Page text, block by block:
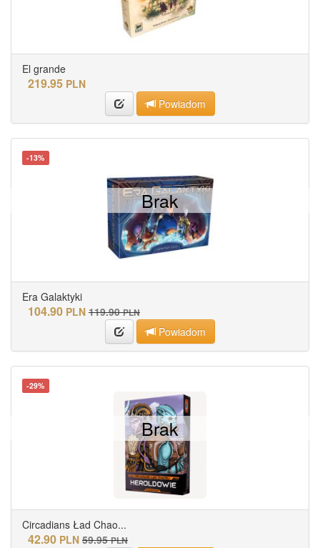
El grande
219.95 PLN
Powiadom
-13%
Era Galaktyki
104.90 PLN 119.90 PLN
Powiadom
Brak
-29%
Circadians Ład Chao...
42.90 PLN 59.95 PLN
Brak